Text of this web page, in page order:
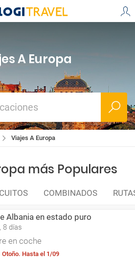
A Europa
Viajes A Europa
más Populares
COMBINADOS
Albania en estado puro
8 días
en coche
Otoño. Hasta el 1/09